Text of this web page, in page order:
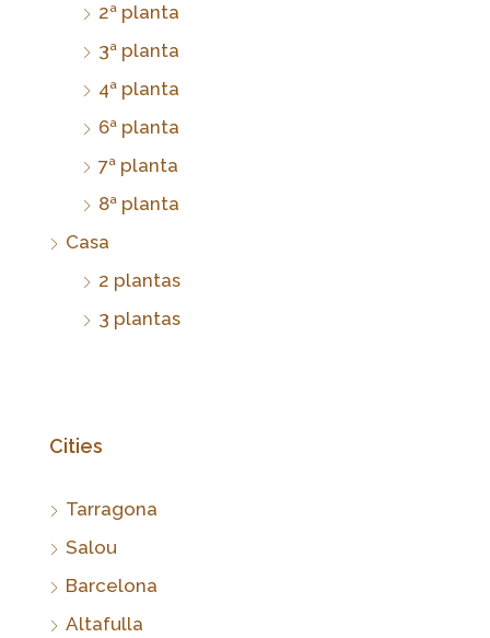
2ª planta
3ª planta
4ª planta
6ª planta
7ª planta
8ª planta
Casa
2 plantas
3 plantas
Cities
Tarragona
Salou
Barcelona
Altafulla